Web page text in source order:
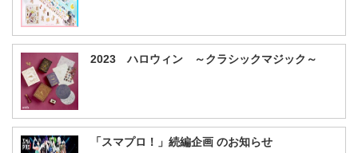
2023 ハロウィン ～クラシックマジック～
「スマプロ！」続編企画 のお知らせ